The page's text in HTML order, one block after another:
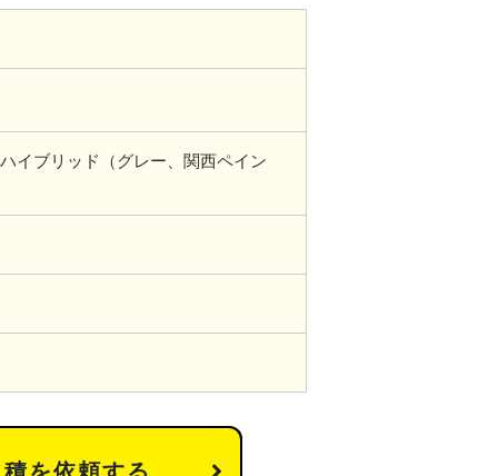
イブリッド（グレー、関西ペイン